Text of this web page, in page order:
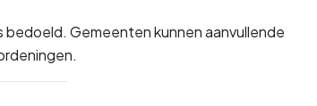
Gemeenten kunnen aanvullende